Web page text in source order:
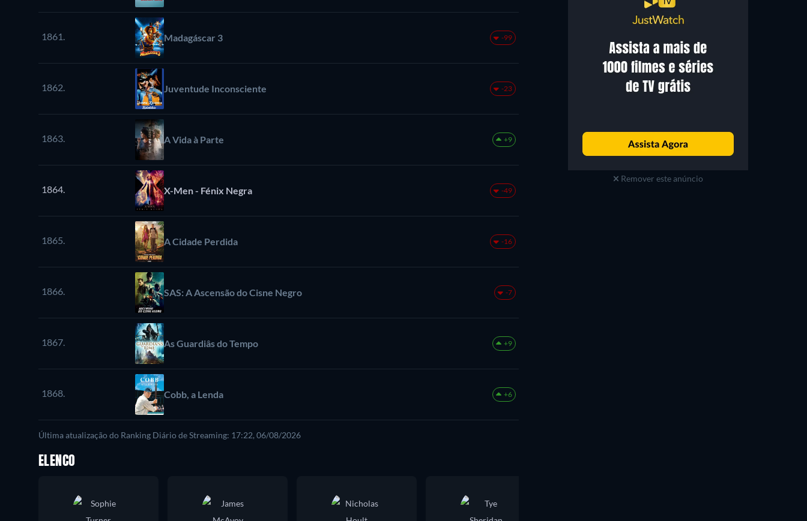
Remover este anúncio
1861. Madagáscar 3 -99
1862. Juventude Inconsciente -23
1863. A Vida à Parte +9
1864. X-Men - Fénix Negra -49
1865. A Cidade Perdida -16
1866. SAS: A Ascensão do Cisne Negro -7
1867. As Guardiâs do Tempo +9
1868. Cobb, a Lenda +6
Última atualização do Ranking Diário de Streaming: 17:22, 06/08/2026
ELENCO